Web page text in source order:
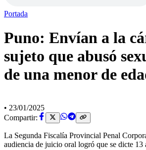
Portada
Puno: Envían a la
sujeto que abusó
de una menor de
• 23/01/2025
Compartir:
La Segunda Fiscalía Provincial Penal
audiencia de juicio oral logró que se dicte